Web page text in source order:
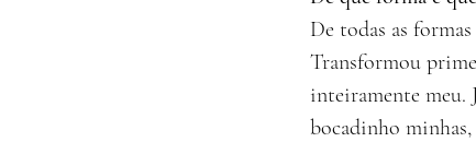
De todas as
Transformou
inteiramente meu.
bocadinho